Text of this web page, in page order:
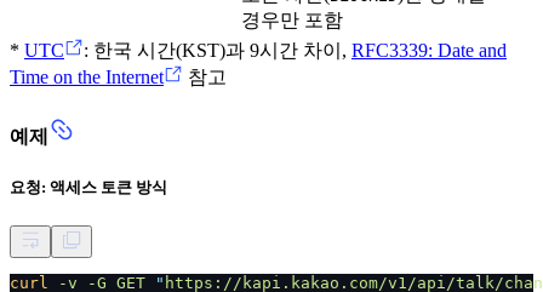
경우만 포함
* UTC : 한국 시간(KST)과 9시간 차이, RFC3339: Date and
Time on the Internet
참고
예제
요청: 액세스 토큰 방식
curl -v -G GET " https://kapi.kakao.com/v1/api/talk/